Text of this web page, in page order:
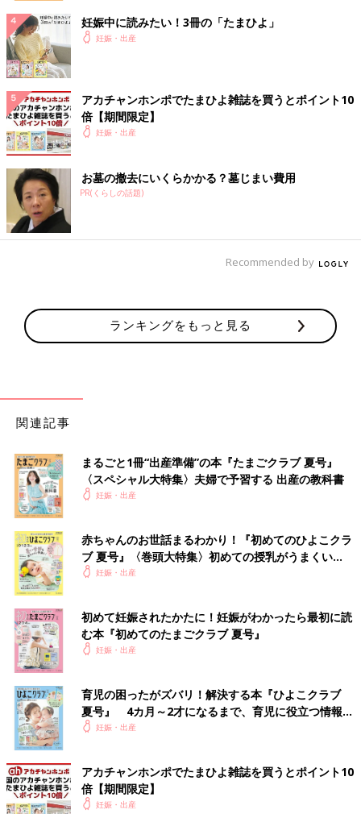
妊娠中に読みたい！3冊の「たまひよ」
妊娠・出産
アカチャンホンポでたまひよ雑誌を買うとポイント10
倍【期間限定】
妊娠・出産
お墓の撤去にいくらかかる？墓じまい費用
PR(くらしの話題)
Recommended by
ランキングをもっと見る
関連記事
まるごと1冊“出産準備”の本『たまごクラブ 夏号』
〈スペシャル大特集〉夫婦で予習する 出産の教科書
妊娠・出産
赤ちゃんのお世話まるわかり！『初めてのひよこクラ
ブ 夏号』〈巻頭大特集〉初めての授乳がうまくい
く！ おっぱい・ミルクの基本と夏のトラブル 解決テ
妊娠・出産
初めて妊娠されたかたに！妊娠がわかったら最初に読
む本『初めてのたまごクラブ 夏号』
妊娠・出産
育児の困ったがズバリ！解決する本『ひよこクラブ
夏号』 4カ月～2才になるまで、育児に役立つ情報が
いっぱい！
妊娠・出産
アカチャンホンポでたまひよ雑誌を買うとポイント10
倍【期間限定】
妊娠・出産